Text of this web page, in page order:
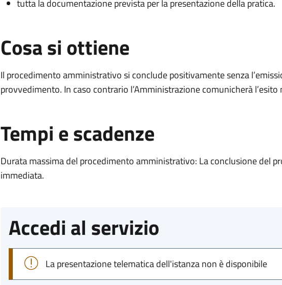
tutta la documentazione prevista per la presentazione della pratica.
Cosa si ottiene
Il procedimento amministrativo si conclude positivamente senza
provvedimento. In caso contrario l’Amministrazione comunicherà l’esito
Tempi e scadenze
Durata massima del procedimento amministrativo: La conclusione del
immediata.
Accedi al servizio
La presentazione telematica dell'istanza non è disponibile